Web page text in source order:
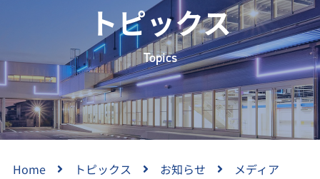
トピックス
Topics
Home トピックス お知らせ メディア